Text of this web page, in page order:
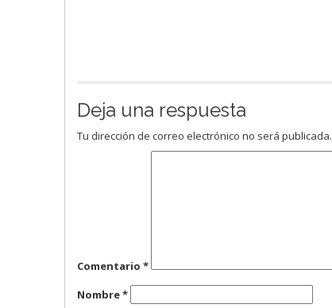
Deja una respuesta
Tu dirección de correo electrónico no será publicada.
Comentario *
Nombre*